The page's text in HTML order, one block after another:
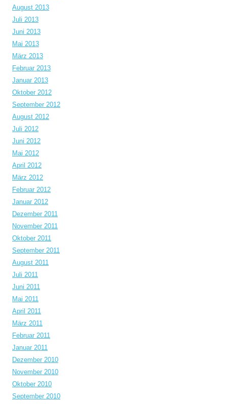
August 2013
Juli 2013
Juni 2013
Mai 2013
März 2013
Februar 2013
Januar 2013
Oktober 2012
September 2012
August 2012
Juli 2012
Juni 2012
Mai 2012
April 2012
März 2012
Februar 2012
Januar 2012
Dezember 2011
November 2011
Oktober 2011
September 2011
August 2011
Juli 2011
Juni 2011
Mai 2011
April 2011
März 2011
Februar 2011
Januar 2011
Dezember 2010
November 2010
Oktober 2010
September 2010